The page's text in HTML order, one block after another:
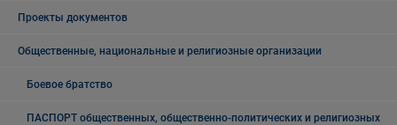
Проекты документов
Общественные, национальные и религиозные организации
Боевое братство
ПАСПОРТ общественных, общественно-политических и религиозных